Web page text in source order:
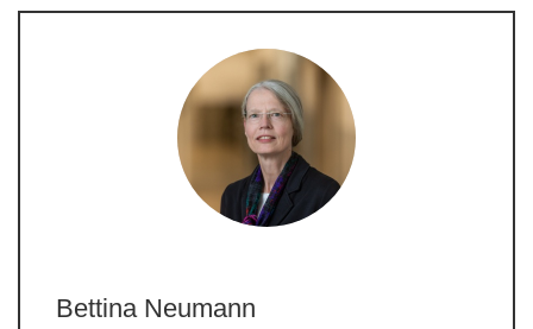
Bettina Neumann